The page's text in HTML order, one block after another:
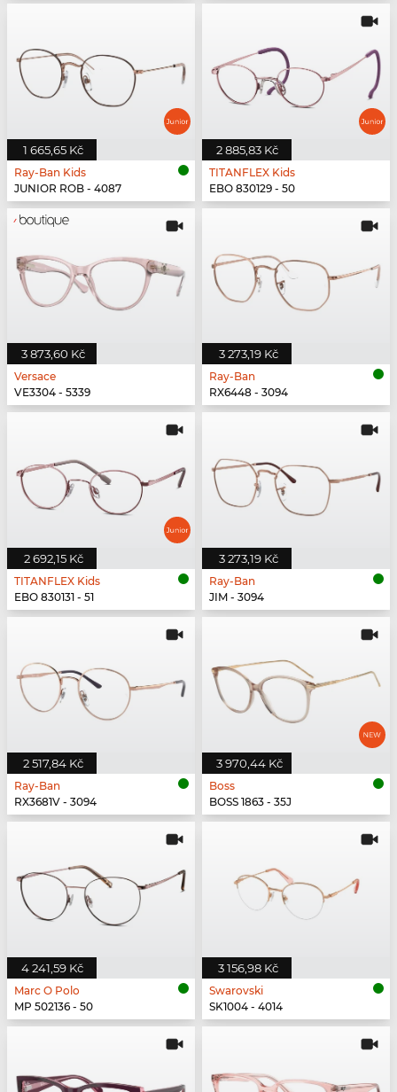
1 665,65 Kč
Ray-Ban Kids
JUNIOR ROB - 4087
2 885,83 Kč
TITANFLEX Kids
EBO 830129 - 50
3 873,60 Kč
Versace
VE3304 - 5339
3 273,19 Kč
Ray-Ban
RX6448 - 3094
2 692,15 Kč
TITANFLEX Kids
EBO 830131 - 51
3 273,19 Kč
Ray-Ban
JIM - 3094
2 517,84 Kč
Ray-Ban
RX3681V - 3094
3 970,44 Kč
Boss
BOSS 1863 - 35J
4 241,59 Kč
Marc O Polo
MP 502136 - 50
3 156,98 Kč
Swarovski
SK1004 - 4014